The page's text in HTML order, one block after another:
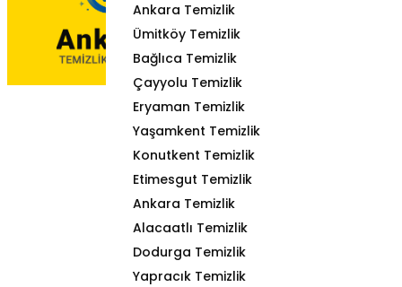
Ankara Temizlik
Ümitköy Temizlik
Bağlıca Temizlik
Çayyolu Temizlik
Eryaman Temizlik
Yaşamkent Temizlik
Konutkent Temizlik
Etimesgut Temizlik
Ankara Temizlik
Alacaatlı Temizlik
Dodurga Temizlik
Yapracık Temizlik